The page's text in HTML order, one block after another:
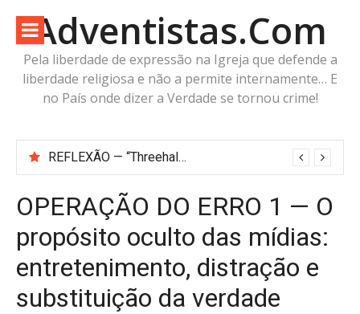
para
conteúdo
Adventistas.Com
Pela liberdade de expressão na Igreja que defende a
liberdade religiosa e não a permite internamente… E
no País onde dizer a Verdade se tornou crime!
Antes da Imagem da Besta: Estaria a Humanidade Construindo a Imagem Pré-Besta com cabeça de Cordeiro e Voz do Dragão?
OPERAÇÃO DO ERRO 1 — O
propósito oculto das mídias:
entretenimento, distração e
substituição da verdade